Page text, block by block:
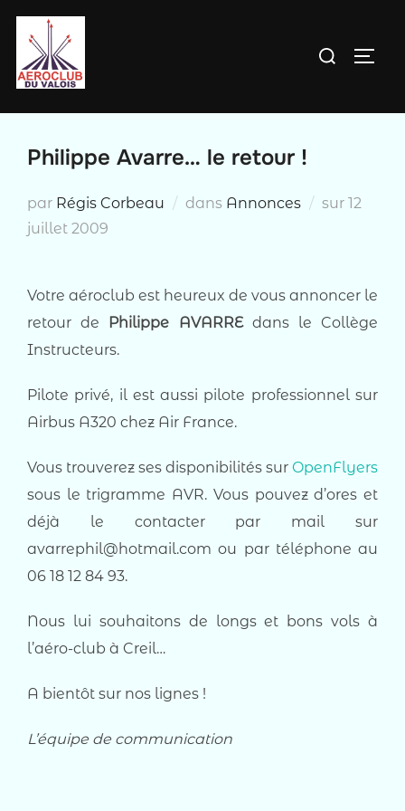
contenu
Rechercher :
Philippe Avarre… le retour !
par Régis Corbeau dans Annonces sur Publié
12
juillet 2009
Votre aéroclub est heureux de vous annoncer le
retour de
Philippe AVARREdans le Collège
Instructeurs.
Pilote privé, il est aussi pilote professionnel sur
Airbus A320 chez Air France.
Vous trouverez ses disponibilités sur OpenFlyers
sous le trigramme AVR. Vous pouvez d’ores et
déjà le contacter par mail sur
avarrephil@hotmail.com ou par téléphone au
06 18 12 84 93.
Nous lui souhaitons de longs et bons vols à
l’aéro-club à Creil…
A bientôt sur nos lignes !
L’équipe de communication